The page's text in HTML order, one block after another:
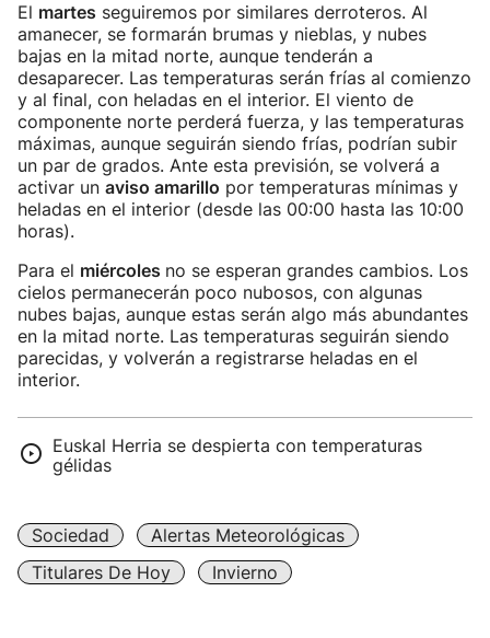
El martes seguiremos por similares derroteros. Al
amanecer, se formarán brumas y nieblas, y nubes
bajas en la mitad norte, aunque tenderán a
desaparecer. Las temperaturas serán frías al comienzo
y al final, con heladas en el interior. El viento de
componente norte perderá fuerza, y las temperaturas
máximas, aunque seguirán siendo frías, podrían subir
un par de grados. Ante esta previsión, se volverá a
activar un aviso amarillo por temperaturas mínimas y
heladas en el interior (desde las 00:00 hasta las 10:00
horas).
Para el miércoles no se esperan grandes cambios. Los
cielos permanecerán poco nubosos, con algunas
nubes bajas, aunque estas serán algo más abundantes
en la mitad norte. Las temperaturas seguirán siendo
parecidas, y volverán a registrarse heladas en el
interior.
Euskal Herria se despierta con temperaturas
gélidas
Sociedad
Alertas Meteorológicas
Titulares De Hoy
Invierno